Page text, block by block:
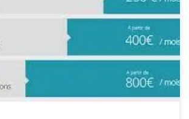
Google est un élément essentiel pour toute
à améliorer sa visibilité en ligne. Mais
t-il vraiment ? Les prix du référencement
en fonction de plusieurs facteurs, tels que